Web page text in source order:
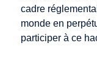
cadre
monde en
participer à ce